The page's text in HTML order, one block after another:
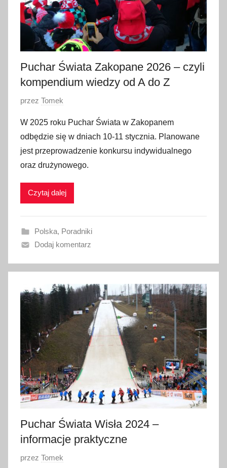
Puchar Świata Zakopane 2026 – czyli
kompendium wiedzy od A do Z
O
u
b
l
i
w
n
o
0
t
n
i
a
2
0
przez Tomek
W 2025 roku Puchar Świata w Zakopanem
odbędzie się w dniach 10-11 stycznia. Planowane
jest przeprowadzenie konkursu indywidualnego
oraz drużynowego.
Czytaj dalej
Polska, Poradniki
Dodaj komentarz
Puchar Świata Wisła 2024 –
informacje praktyczne
O
przez Tomek